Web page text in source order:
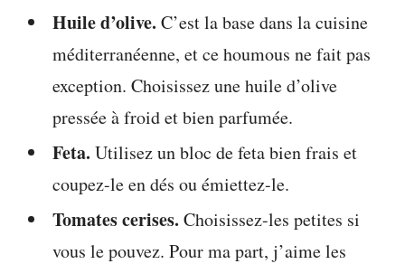
Huile d’olive. C’est la base dans la cuisine
méditerranéenne, et ce houmous ne fait pas
exception. Choisissez une huile d’olive
pressée à froid et bien parfumée.
Feta. Utilisez un bloc de feta bien frais et
coupez-le en dés ou émiettez-le.
Tomates cerises. Choisissez-les petites si
vous le pouvez. Pour ma part, j’aime les